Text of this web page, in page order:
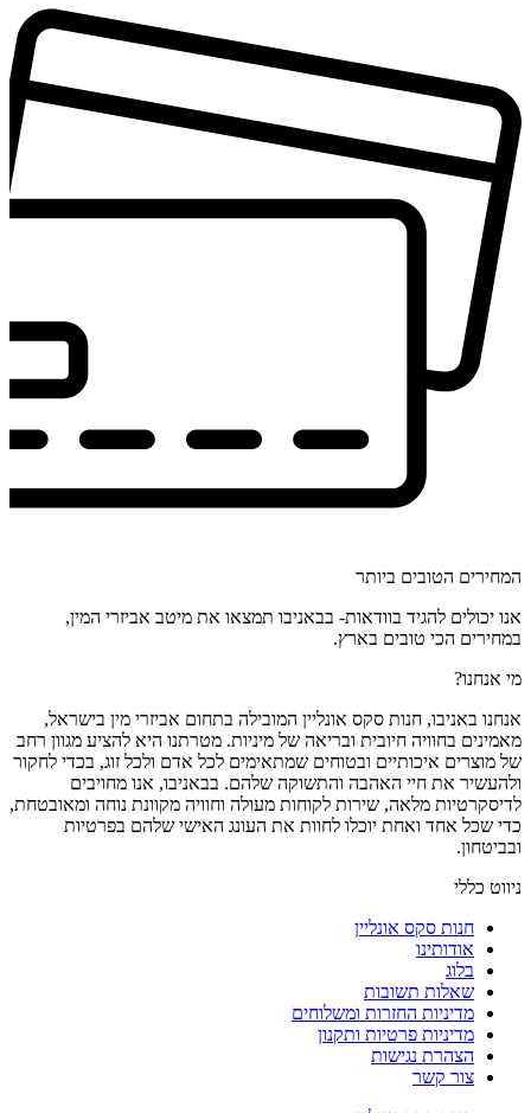
המחירים הטובים ביותר
אנו יכולים להגיד בוודאות- בבאניבו תמצאו את מיטב אביזרי המין,
במחירים הכי טובים בארץ.
מי אנחנו?
אנחנו באניבו, חנות סקס אונליין המובילה בתחום אביזרי מין בישראל,
מאמינים בחוויה חיובית ובריאה של מיניות. מטרתנו היא להציע מגוון רחב
של מוצרים איכותיים ובטוחים שמתאימים לכל אדם ולכל זוג, בכדי לחקור
ולהעשיר את חיי האהבה והתשוקה שלהם. בבאניבו, אנו מחויבים
לדיסקרטיות מלאה, שירות לקוחות מעולה וחוויה מקוונת נוחה ומאובטחת,
כדי שכל אחד ואחת יוכלו לחוות את העונג האישי שלהם בפרטיות
ובביטחון.
ניווט כללי
חנות סקס אונליין
אודותינו
בלוג
שאלות תשובות
מדיניות החזרות ומשלוחים
מדיניות פרטיות ותקנון
הצהרת נגישות
צור קשר